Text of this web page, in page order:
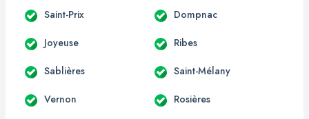
Saint-Prix Dompnac
Joyeuse Ribes
Sablières Saint-Mélany
Vernon Rosières